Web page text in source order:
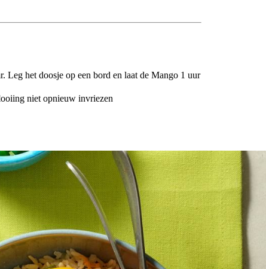
Leg het doosje op een bord en laat de Mango 1 uur
niet opnieuw invriezen